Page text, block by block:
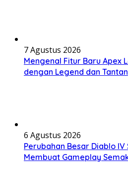
7 Agustus 2026
Mengenal Fitur Baru Apex
dengan Legend dan
6 Agustus 2026
Perubahan Besar Diablo
Membuat Gameplay